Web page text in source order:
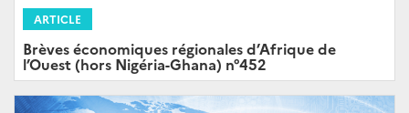
ARTICLE
Brèves économiques régionales d’Afrique de
l’Ouest (hors Nigéria-Ghana) n°452